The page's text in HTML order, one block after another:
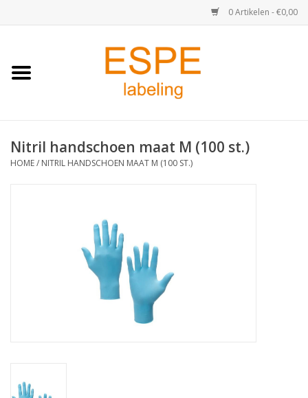
0 Artikelen - €0,00
Home
Retail
Kassa & Pinrollen
Nitril handschoen maat M (100 st.)
HOME/ NITRIL HANDSCHOEN MAAT M (100 ST.)